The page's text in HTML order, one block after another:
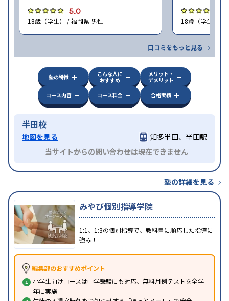
5.0
18歳（学生） / 福岡県 男性 18歳（学生） /
口コミをもっと見る
塾の特徴
こんな人に
おすすめ
メリット・
デメリット
コース内容
コース料金 合格実績
半田校
地図を見る
知多半田、半田駅
当サイトからの問い合わせは現在できません
塾の詳細を見る
みやび個別指導学院
1:1、1:3の個別指導で、教科書に順応した指導に
強み！
編集部のおすすめポイント
小学生向けコースは中学受験にも対応、無料月例テストを全学
年に実施